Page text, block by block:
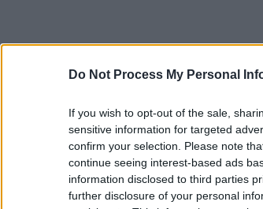
Do Not Process My Personal
If you wish to opt-out of the sale,
sensitive information for targeted
confirm your selection. Please note
continue seeing interest-based ads
information disclosed to third parties
further disclosure of your personal